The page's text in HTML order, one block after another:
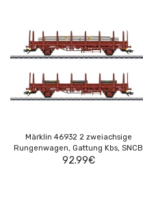
Märklin 46932 2 zweiachsige
Rungenwagen, Gattung Kbs, SNCB
92.99€